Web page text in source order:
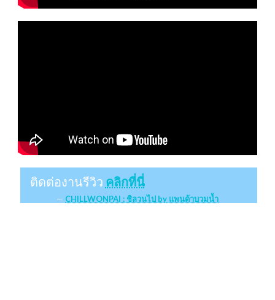
ติดต่องานรีวิว คลิกที่นี่
CHILLWONPAI : ชิลวนไป by แพนด้าบวมน้ำ